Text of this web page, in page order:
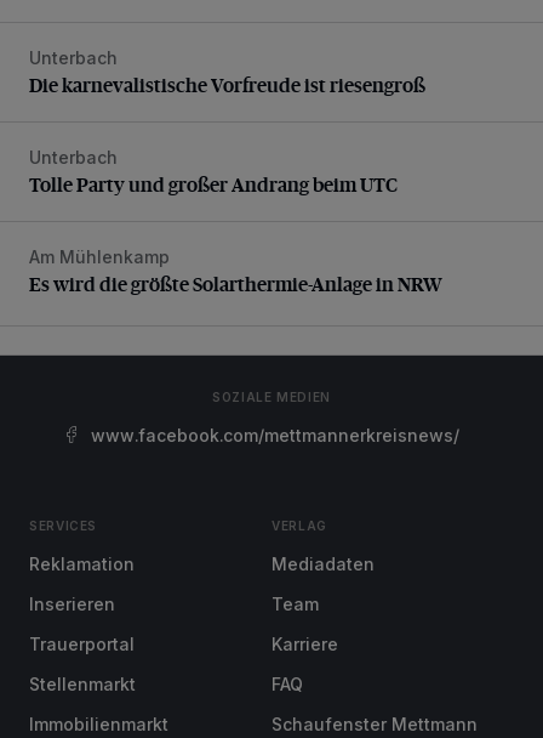
Die karnevalistische Vorfreude ist riesengroß
Unterbach
Die karnevalistische Vorfreude ist riesengroß
Tolle Party und großer Andrang beim UTC
Unterbach
Tolle Party und großer Andrang beim UTC
Es wird die größte Solarthermie-Anlage in NRW
Am Mühlenkamp
Es wird die größte Solarthermie-Anlage in NRW
SOZIALE MEDIEN
www.facebook.com/mettmannerkreisnews/
SERVICES
Reklamation
Inserieren
Trauerportal
Stellenmarkt
Immobilienmarkt
VERLAG
Mediadaten
Team
Karriere
FAQ
Schaufenster Mettmann